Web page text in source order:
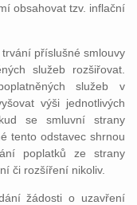
obsahovat tzv. inflační
příslušné smlouvy
služeb rozšiřovat.
služeb v
výši jednotlivých
se smluvní strany
tento odstavec shrnou
poplatků ze strany
či rozšíření nikoliv.
žádosti o uzavření